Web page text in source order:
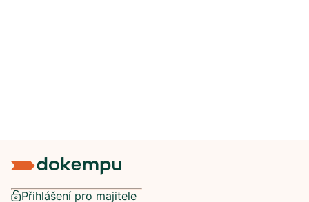
Přihlášení pro majitele